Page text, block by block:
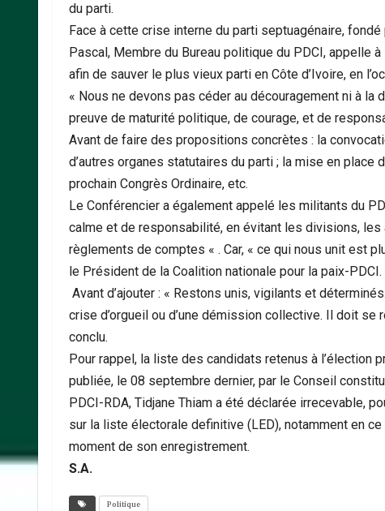
du parti.
Face à cette crise interne du parti septuagénaire,
Pascal, Membre du Bureau politique du PDCI, appelle
afin de sauver le plus vieux parti en Côte d’Ivoire, en
« Nous ne devons pas céder au découragement ni à la
preuve de maturité politique, de courage, et de
Avant de faire des propositions concrètes : la
d’autres organes statutaires du parti ; la mise en place
prochain Congrès Ordinaire, etc.
Le Conférencier a également appelé les militants du
calme et de responsabilité, en évitant les divisions,
règlements de comptes « . Car, « ce qui nous unit est
le Président de la Coalition nationale pour la paix-PDCI.
Avant d’ajouter : « Restons unis, vigilants et
crise d’orgueil ou d’une démission collective. Il doit se
conclu.
Pour rappel, la liste des candidats retenus à l’élection
publiée, le 08 septembre dernier, par le Conseil
PDCI-RDA, Tidjane Thiam a été déclarée irrecevable,
sur la liste électorale definitive (LED), notamment en
moment de son enregistrement.
S.A.
Politique